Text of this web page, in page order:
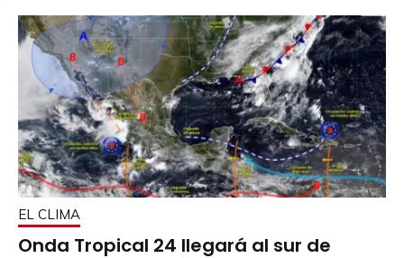
EL CLIMA
Onda Tropical 24 llegará al sur de